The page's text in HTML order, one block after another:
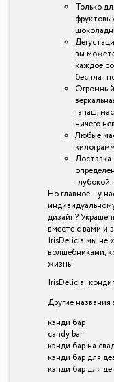
Только
вы
каждое
ганаш,
ничего
Любые
глубокой
Но главное – у
дизайн?
вместе с вами и
IrisDelicia мы не
волшебниками,
жизнь!
IrisDelicia:
Другие названия
кэнди бар
candy bar
кэнди бар на
кэнди бар для
кэнди бар для